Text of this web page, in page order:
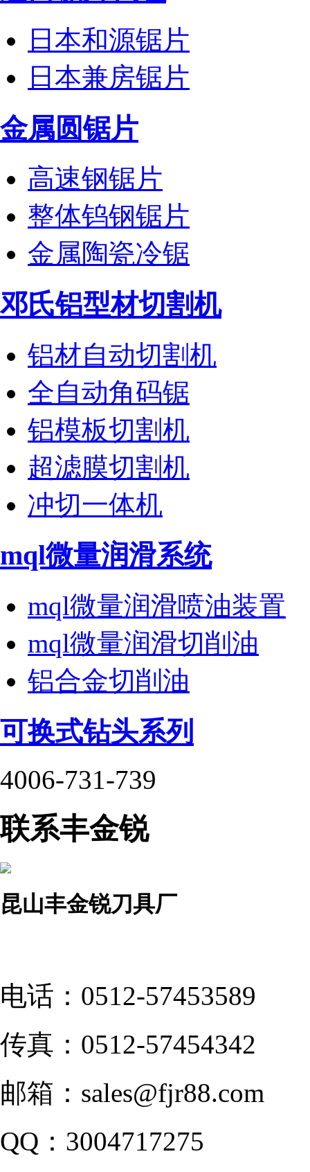
日本和源锯片
日本兼房锯片
金属圆锯片
高速钢锯片
整体钨钢锯片
金属陶瓷冷锯
邓氏铝型材切割机
铝材自动切割机
全自动角码锯
铝模板切割机
超滤膜切割机
冲切一体机
mql微量润滑系统
mql微量润滑喷油装置
mql微量润滑切削油
铝合金切削油
可换式钻头系列
4006-731-739
联系丰金锐
昆山丰金锐刀具厂
电话： 0512-57453589
传真： 0512-57454342
邮箱： sales@fjr88.com
QQ： 3004717275